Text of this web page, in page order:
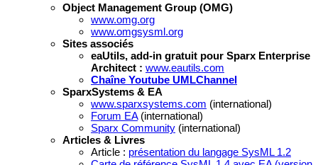
Object Management Group (OMG)
www.omg.org
www.omgsysml.org
Sites associés
eaUtils, add-in gratuit pour Sparx Enterprise
Architect : www.eautils.com
Chaîne Youtube UMLChannel
SparxSystems & EA
www.sparxsystems.com (international)
Forum EA(international)
Sparx Community (international)
Articles & Livres
Article : présentation du langage SysML 1.2